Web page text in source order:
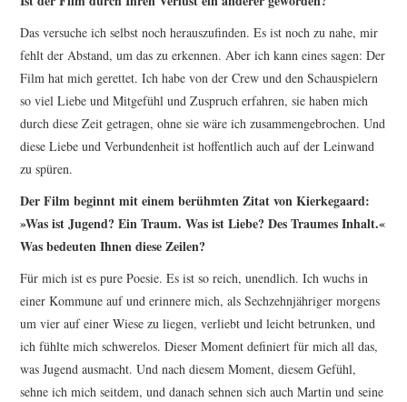
Das versuche ich selbst noch herauszufinden. Es ist noch zu nahe, mir
fehlt der Abstand, um das zu erkennen. Aber ich kann eines sagen: Der
Film hat mich gerettet. Ich habe von der Crew und den Schauspielern
so viel Liebe und Mitgefühl und Zuspruch erfahren, sie haben mich
durch diese Zeit getragen, ohne sie wäre ich zusammengebrochen. Und
diese Liebe und Verbundenheit ist hoffentlich auch auf der Leinwand
zu spüren.
Der Film beginnt mit einem berühmten Zitat von Kierkegaard:
»Was ist Jugend? Ein Traum. Was ist Liebe? Des Traumes ­Inhalt.«
Was bedeuten Ihnen diese Zeilen?
Für mich ist es pure Poesie. Es ist so reich, unendlich. Ich wuchs in
einer Kommune auf und erinnere mich, als Sechzehnjähriger morgens
um vier auf einer Wiese zu liegen, verliebt und leicht betrunken, und
ich fühlte mich schwerelos. Dieser Moment definiert für mich all das,
was Jugend ausmacht. Und nach diesem Moment, diesem Gefühl,
sehne ich mich seitdem, und danach sehnen sich auch Martin und seine